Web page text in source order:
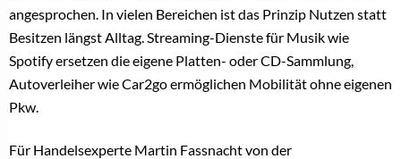
angesprochen. In vielen Bereichen ist das Prinzip Nutzen statt
Besitzen längst Alltag. Streaming-Dienste für Musik wie
Spotify ersetzen die eigene Platten- oder CD-Sammlung,
Autoverleiher wie Car2go ermöglichen Mobilität ohne eigenen
Pkw.
Für Handelsexperte Martin Fassnacht von der